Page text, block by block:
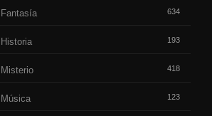
Fantasía 634
Historia 193
Misterio 418
Música 123